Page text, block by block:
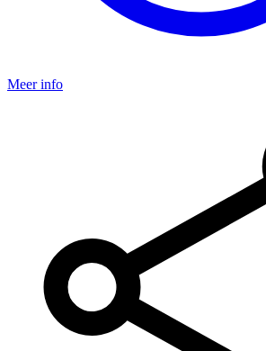
Meer info